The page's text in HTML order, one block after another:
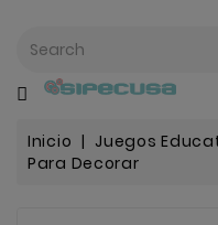
Mochilas
Escolar
Inicio Juegos
Para Decorar